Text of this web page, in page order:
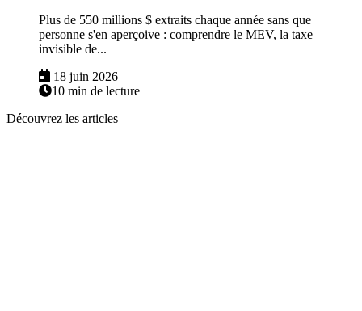
Plus de 550 millions $ extraits chaque année sans que
personne s'en aperçoive : comprendre le MEV, la taxe
invisible de...
18 juin 2026
10 min de lecture
Découvrez les articles